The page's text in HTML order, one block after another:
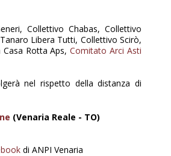
Collettivo Chabas, Collettivo
Libera Tutti, Collettivo Scirò,
Casa Rotta Aps,Comitato Arci Asti
nel rispetto della distanza di
(Venaria Reale - TO)
di ANPI Venaria